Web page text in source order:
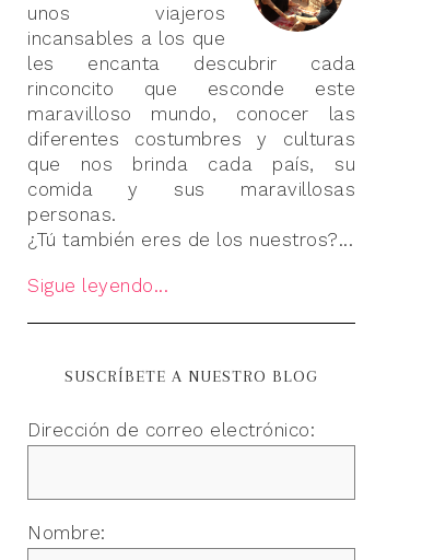
unos viajeros
incansables a los que
les encanta descubrir cada
rinconcito que esconde este
maravilloso mundo, conocer las
diferentes costumbres y culturas
que nos brinda cada país, su
comida y sus maravillosas
personas.
¿Tú también eres de los nuestros?...
Sigue leyendo...
SUSCRÍBETE A NUESTRO BLOG
Dirección de correo electrónico:
Nombre: